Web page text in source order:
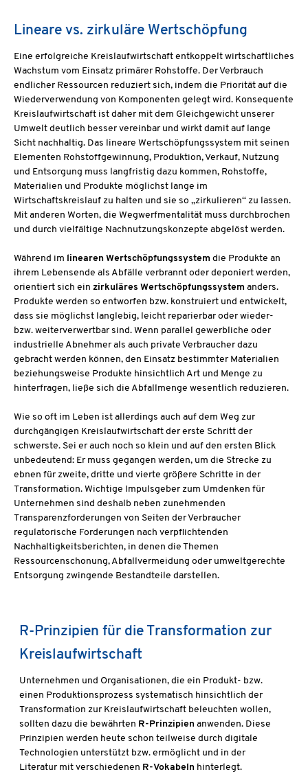
Lineare vs. zirkuläre Wertschöpfung
Eine erfolgreiche Kreislaufwirtschaft entkoppelt wirtschaftliches
Wachstum vom Einsatz primärer Rohstoffe. Der Verbrauch
endlicher Ressourcen reduziert sich, indem die Priorität auf die
Wiederverwendung von Komponenten gelegt wird. Konsequente
Kreislaufwirtschaft ist daher mit dem Gleichgewicht unserer
Umwelt deutlich besser vereinbar und wirkt damit auf lange
Sicht nachhaltig. Das lineare Wertschöpfungssystem mit seinen
Elementen Rohstoffgewinnung, Produktion, Verkauf, Nutzung
und Entsorgung muss langfristig dazu kommen, Rohstoffe,
Materialien und Produkte möglichst lange im
Wirtschaftskreislauf zu halten und sie so „zirkulieren“ zu lassen.
Mit anderen Worten, die Wegwerfmentalität muss durchbrochen
und durch vielfältige Nachnutzungskonzepte abgelöst werden.
Während im linearen Wertschöpfungssystem die Produkte an
ihrem Lebensende als Abfälle verbrannt oder deponiert werden,
orientiert sich ein zirkuläres Wertschöpfungssystem anders.
Produkte werden so entworfen bzw. konstruiert und entwickelt,
dass sie möglichst langlebig, leicht reparierbar oder wieder-
bzw. weiterverwertbar sind. Wenn parallel gewerbliche oder
industrielle Abnehmer als auch private Verbraucher dazu
gebracht werden können, den Einsatz bestimmter Materialien
beziehungsweise Produkte hinsichtlich Art und Menge zu
hinterfragen, ließe sich die Abfallmenge wesentlich reduzieren.
Wie so oft im Leben ist allerdings auch auf dem Weg zur
durchgängigen Kreislaufwirtschaft der erste Schritt der
schwerste. Sei er auch noch so klein und auf den ersten Blick
unbedeutend: Er muss gegangen werden, um die Strecke zu
ebnen für zweite, dritte und vierte größere Schritte in der
Transformation. Wichtige Impulsgeber zum Umdenken für
Unternehmen sind deshalb neben zunehmenden
Transparenzforderungen von Seiten der Verbraucher
regulatorische Forderungen nach verpflichtenden
Nachhaltigkeitsberichten, in denen die Themen
Ressourcenschonung, Abfallvermeidung oder umweltgerechte
Entsorgung zwingende Bestandteile darstellen.
R-Prinzipien für die Transformation zur
Kreislaufwirtschaft
Unternehmen und Organisationen, die ein Produkt- bzw.
einen Produktionsprozess systematisch hinsichtlich der
Transformation zur Kreislaufwirtschaft beleuchten wollen,
sollten dazu die bewährten R-Prinzipien anwenden. Diese
Prinzipien werden heute schon teilweise durch digitale
Technologien unterstützt bzw. ermöglicht und in der
Literatur mit verschiedenen R-Vokabeln hinterlegt.